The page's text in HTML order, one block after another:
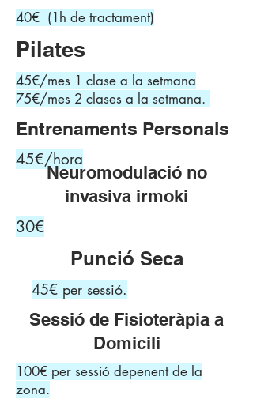
40€ (1h de tractament)
Pilates
45€/mes 1 clase a la setmana
75€/mes 2 clases a la setmana.
Entrenaments Personals
45€/hora
Neuromodulació no
invasiva irmoki
30€
Punció Seca
45€ per sessió.
Sessió de Fisioteràpia a
Domicili
100€ per sessió depenent de la
zona.